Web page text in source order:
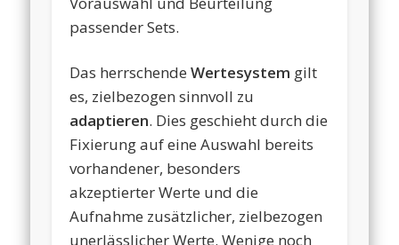
passender Sets.
Das herrschendeWertesystem gilt
es, zielbezogen sinnvoll zu
adaptieren. Dies geschieht durch die
Fixierung auf eine Auswahl bereits
vorhandener, besonders
akzeptierter Werte und die
Aufnahme zusätzlicher, zielbezogen
unerlässlicher Werte. Wenige noch